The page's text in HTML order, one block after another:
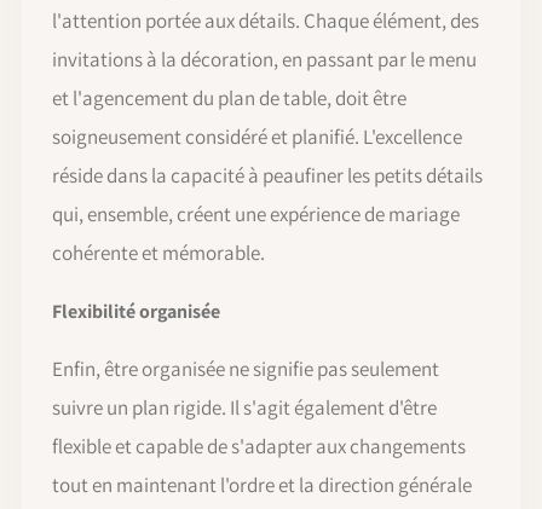
l'attention portée aux détails. Chaque élément, des
invitations à la décoration, en passant par le menu
et l'agencement du plan de table, doit être
soigneusement considéré et planifié. L'excellence
réside dans la capacité à peaufiner les petits détails
qui, ensemble, créent une expérience de mariage
cohérente et mémorable.
Flexibilité organisée
Enfin, être organisée ne signifie pas seulement
suivre un plan rigide. Il s'agit également d'être
flexible et capable de s'adapter aux changements
tout en maintenant l'ordre et la direction générale